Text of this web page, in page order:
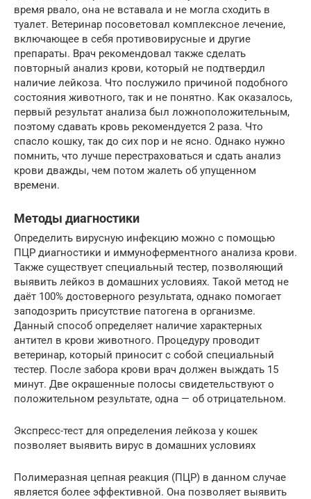
время рвало, она не вставала и не могла сходить в
туалет. Ветеринар посоветовал комплексное лечение,
включающее в себя противовирусные и другие
препараты. Врач рекомендовал также сделать
повторный анализ крови, который не подтвердил
наличие лейкоза. Что послужило причиной подобного
состояния животного, так и не понятно. Как оказалось,
первый результат анализа был ложноположительным,
поэтому сдавать кровь рекомендуется 2 раза. Что
спасло кошку, так до сих пор и не ясно. Однако нужно
помнить, что лучше перестраховаться и сдать анализ
крови дважды, чем потом жалеть об упущенном
времени.
Методы диагностики
Определить вирусную инфекцию можно с помощью
ПЦР диагностики и иммуноферментного анализа крови.
Также существует специальный тестер, позволяющий
выявить лейкоз в домашних условиях. Такой метод не
даёт 100% достоверного результата, однако помогает
заподозрить присутствие патогена в организме.
Данный способ определяет наличие характерных
антител в крови животного. Процедуру проводит
ветеринар, который приносит с собой специальный
тестер. После забора крови врач должен выждать 15
минут. Две окрашенные полосы свидетельствуют о
положительном результате, одна — об отрицательном.
Экспресс-тест для определения лейкоза у кошек
позволяет выявить вирус в домашних условиях
Полимеразная цепная реакция (ПЦР) в данном случае
является более эффективной. Она позволяет выявить